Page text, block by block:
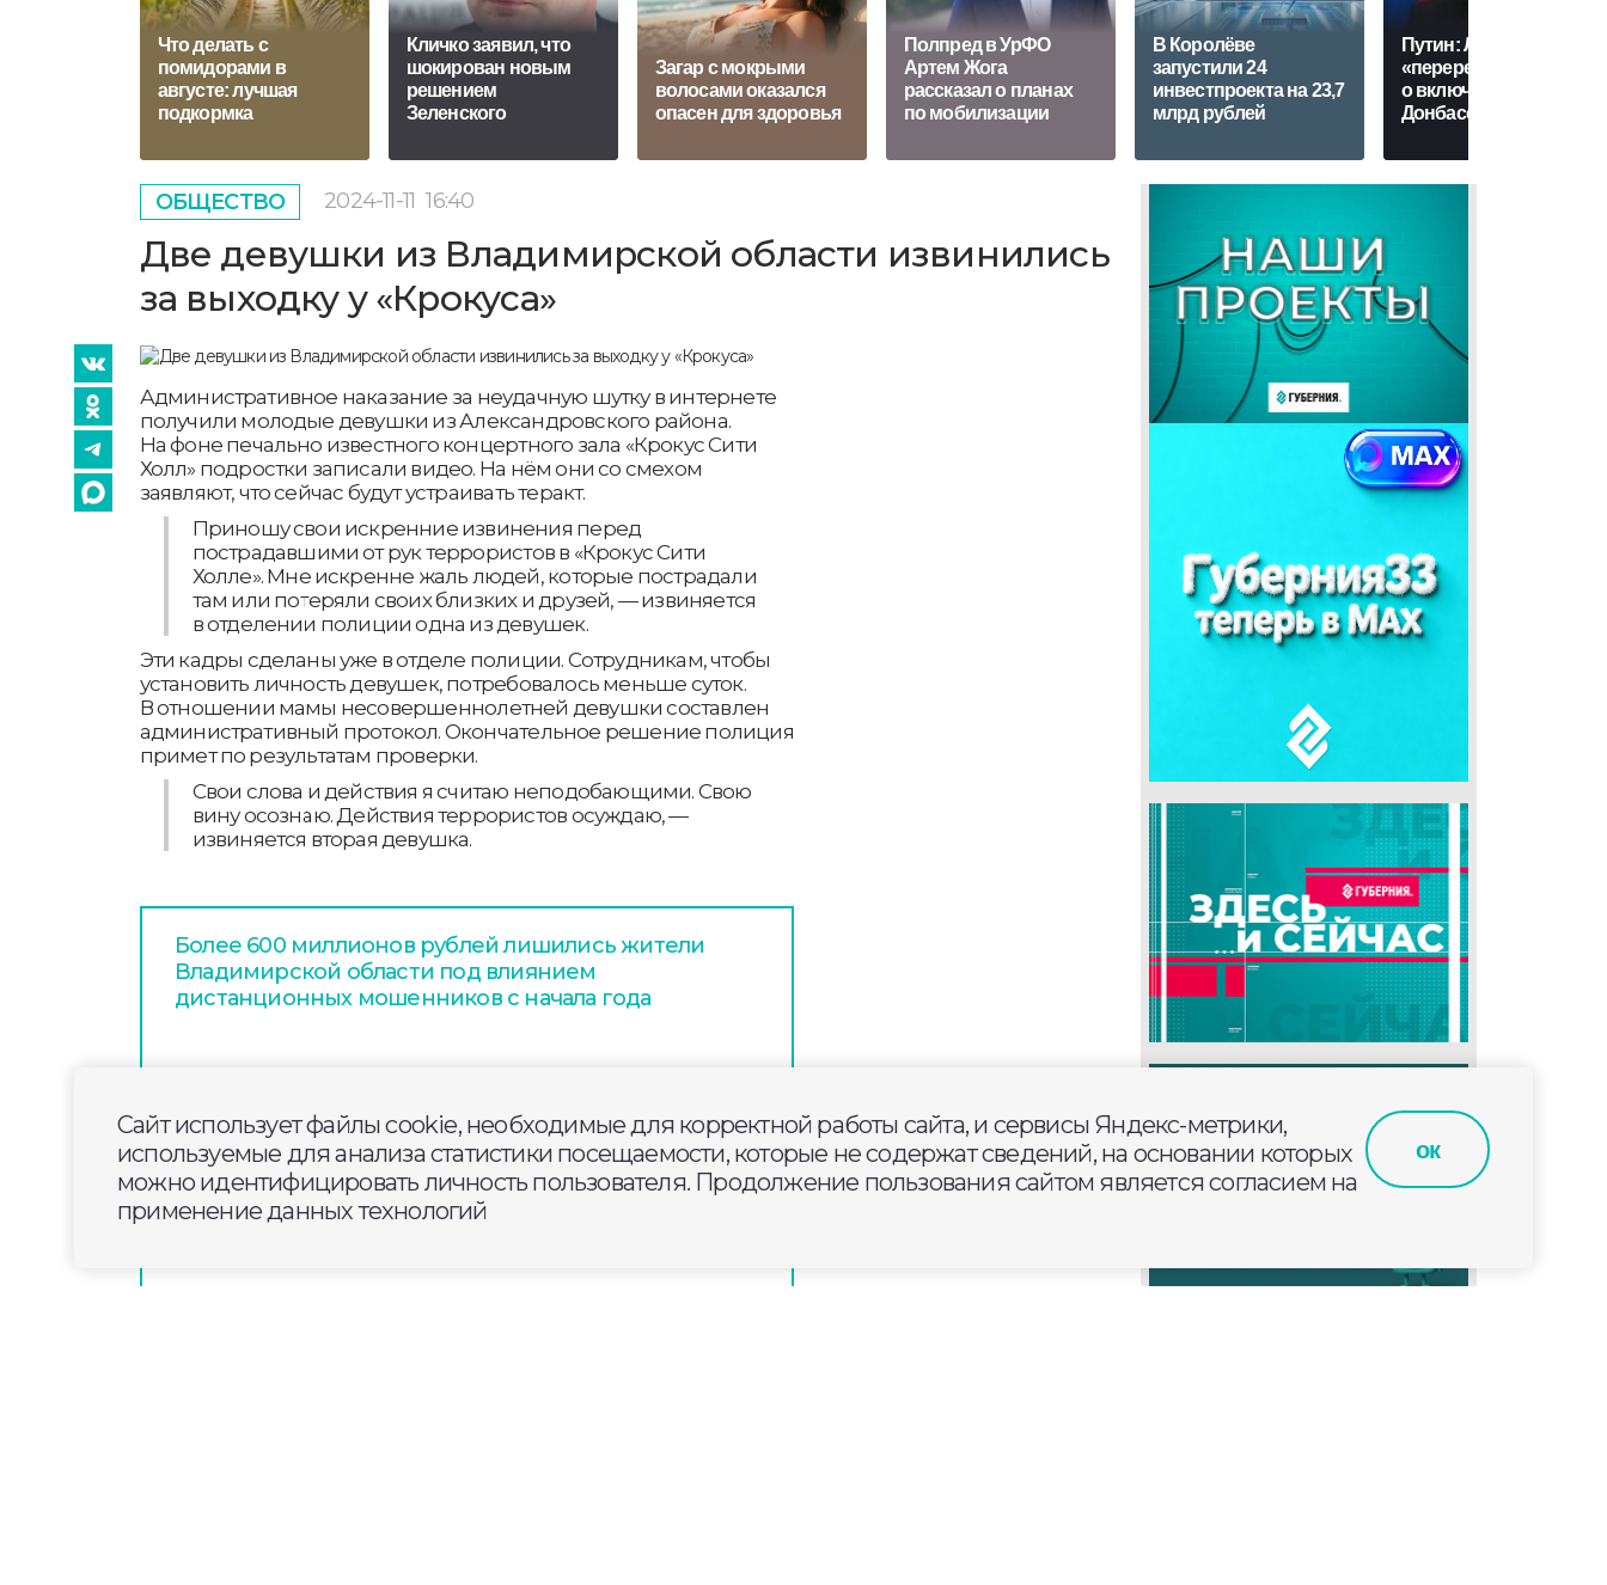
Что делать с
помидорами в
августе: лучшая
подкормка
Кличко заявил, что
шокирован новым
решением
Зеленского
Загар с мокрыми
волосами оказался
опасен для здоровья
Полпред в УрФО
Артем Жога
рассказал о планах
по мобилизации
В Королёве
запустили 24
инвестпроекта на 23,7
млрд рублей
Путин: Ленин
«перерешал» вопрос
о включении
Донбасса в РСФСР
ОБЩЕСТВО 2024-11-11 16:40
Две девушки из Владимирской области извинились
за выходку у «Крокуса»
Административное наказание за неудачную шутку в интернете
получили молодые девушки из Александровского района.
На фоне печально известного концертного зала «Крокус Сити
Холл» подростки записали видео. На нём они со смехом
заявляют, что сейчас будут устраивать теракт.
Приношу свои искренние извинения перед
пострадавшими от рук террористов в «Крокус Сити
Холле». Мне искренне жаль людей, которые пострадали
там или потеряли своих близких и друзей, — извиняется
в отделении полиции одна из девушек.
Эти кадры сделаны уже в отделе полиции. Сотрудникам, чтобы
установить личность девушек, потребовалось меньше суток.
В отношении мамы несовершеннолетней девушки составлен
административный протокол. Окончательное решение полиция
примет по результатам проверки.
Свои слова и действия я считаю неподобающими. Свою
вину осознаю. Действия террористов осуждаю, —
извиняется вторая девушка.
Более 600 миллионов рублей лишились жители
Владимирской области под влиянием
дистанционных мошенников с начала года
удалось потушить к полуночи
Во Владимире произошел пожар в заброшенном
доме на Луначарского
Сайт использует файлы cookie, необходимые для корректной работы сайта, и сервисы Яндекс-метрики,
используемые для анализа статистики посещаемости, которые не содержат сведений, на основании которых
можно идентифицировать личность пользователя. Продолжение пользования сайтом является согласием на
применение данных технологий
ок